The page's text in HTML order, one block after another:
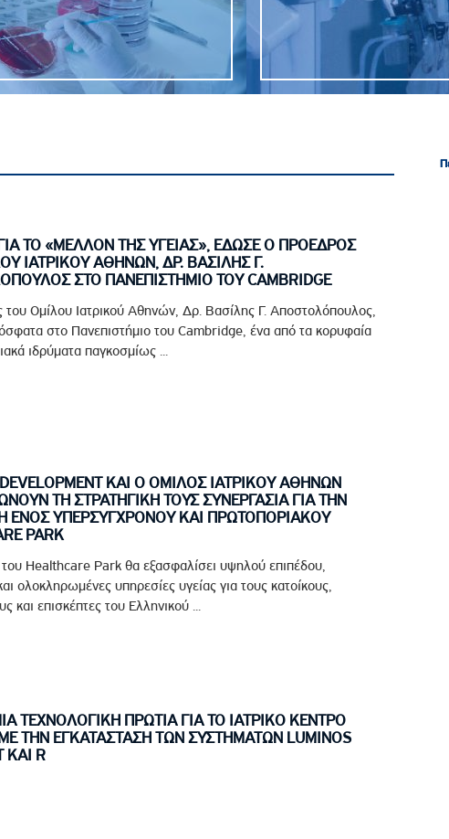
ΤΟ «ΜΕΛΛΟΝ ΤΗΣ ΥΓΕΙΑΣ», ΕΔΩΣΕ Ο ΠΡΟΕΔΡΟΣ
ΙΑΤΡΙΚΟΥ ΑΘΗΝΩΝ, ΔΡ. ΒΑΣΙΛΗΣ Γ.
ΣΤΟ ΠΑΝΕΠΙΣΤΗΜΙΟ ΤΟΥ CAMBRIDGE
Ομίλου Ιατρικού Αθηνών, Δρ. Βασίλης Γ. Αποστολόπουλος,
στο Πανεπιστήμιο του Cambridge, ένα από τα κορυφαία
ιδρύματα παγκοσμίως ...
ΚΑΙ Ο ΟΜΙΛΟΣ ΙΑΤΡΙΚΟΥ ΑΘΗΝΩΝ
ΤΗ ΣΤΡΑΤΗΓΙΚΗ ΤΟΥΣ ΣΥΝΕΡΓΑΣΙΑ ΓΙΑ ΤΗΝ
ΕΝΟΣ ΥΠΕΡΣΥΓΧΡΟΝΟΥ ΚΑΙ ΠΡΩΤΟΠΟΡΙΑΚΟΥ
PARK
Healthcare Park θα εξασφαλίσει υψηλού επιπέδου,
ολοκληρωμένες υπηρεσίες υγείας για τους κατοίκους,
και επισκέπτες του Ελληνικού ...
ΤΕΧΝΟΛΟΓΙΚΗ ΠΡΩΤΙΑ ΓΙΑ ΤΟ ΙΑΤΡΙΚΟ ΚΕΝΤΡΟ
ΤΗΝ ΕΓΚΑΤΑΣΤΑΣΗ ΤΩΝ ΣΥΣΤΗΜΑΤΩΝ LUMINOS
ΚΑΙ R